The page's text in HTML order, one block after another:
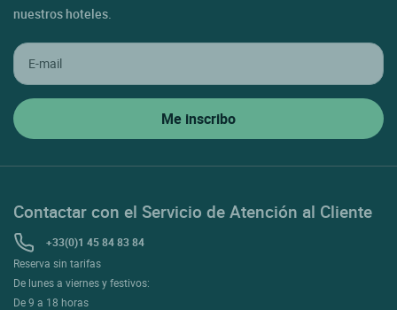
nuestros hoteles.
Contactar con el Servicio de Atención al Cliente
+33(0)1 45 84 83 84
Reserva sin tarifas
De lunes a viernes y festivos:
De 9 a 18 horas